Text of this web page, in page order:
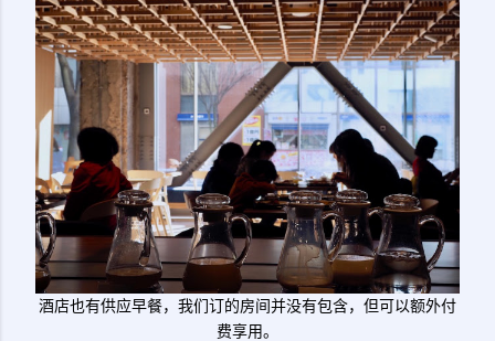
酒店也有供应早餐，我们订的房间并没有包含，但可以额外付
费享用。